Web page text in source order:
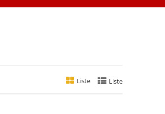
Liste Liste